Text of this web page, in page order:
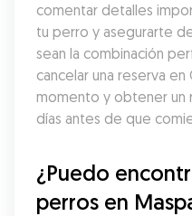
comentar detalles
tu perro y asegurarte
sean la combinación
cancelar una reserva
momento y obtener un
días antes de que
¿Puedo
perros en